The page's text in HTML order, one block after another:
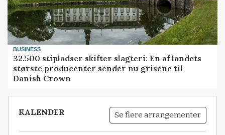
BUSINESS
32.500 stipladser skifter slagteri: En af landets
største producenter sender nu grisene til
Danish Crown
KALENDER Se flere arrangementer